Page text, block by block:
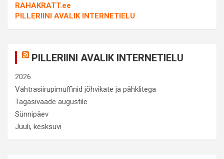
RAHAKRATT.ee
PILLERIINI AVALIK INTERNETIELU
PILLERIINI AVALIK INTERNETIELU
2026
Vahtrasiirupimuffinid jõhvikate ja pähklitega
Tagasivaade augustile
Sünnipäev
Juuli, kesksuvi